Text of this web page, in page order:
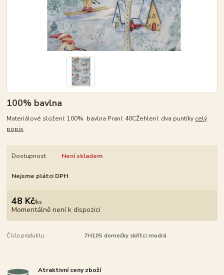
100% bavlna
Materiálové složení: 100% bavlna Praní: 40CŽehlení: dva puntíky celý
popis
Dostupnost Není skladem
Nejsme plátci DPH
48 Kč/ks
Momentálně není k dispozici
Číslo produktu: 7H105 domečky skřítci modrá
Atraktivní ceny zboží